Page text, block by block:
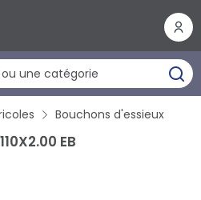
Bouchons d'essieux
EB